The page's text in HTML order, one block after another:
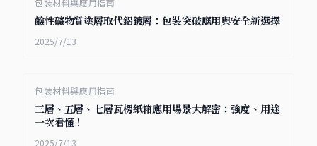
鹼性礦物質塗層取代鋁鍍層：包裝突破應用與安全新選擇
2025/7/13
包裝材料與應用指南
三層、五層、七層瓦楞紙箱應用場景大解密：強度、用途
一次看懂！
2025/7/13